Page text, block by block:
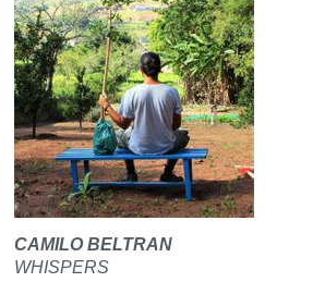
CAMILO BELTRAN
WHISPERS